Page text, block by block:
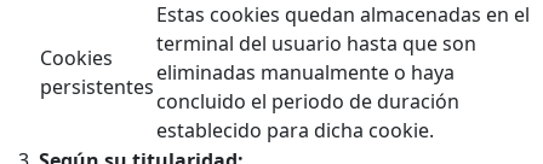
Cookies
persistentes
Estas cookies quedan almacenadas en el
terminal del usuario hasta que son
eliminadas manualmente o haya
concluido el periodo de duración
establecido para dicha cookie.